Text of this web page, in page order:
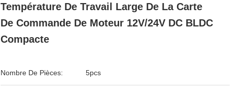
Température De Travail Large De La Carte
De Commande De Moteur 12V/24V DC BLDC
Compacte
Nombre De Pièces: 5pcs